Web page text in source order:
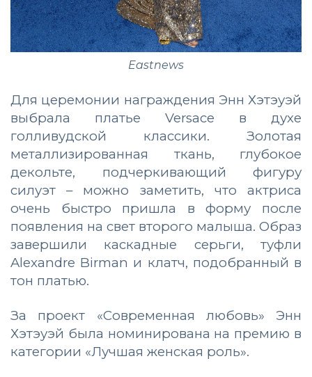
Eastnews
Для церемонии награждения Энн Хэтэуэй
выбрала платье Versace в духе
голливудской классики. Золотая
металлизированная ткань, глубокое
декольте, подчеркивающий фигуру
силуэт – можно заметить, что актриса
очень быстро пришла в форму после
появления на свет второго малыша. Образ
завершили каскадные серьги, туфли
Alexandre Birman и клатч, подобранный в
тон платью.
За проект «Современная любовь» Энн
Хэтэуэй была номинирована на премию в
категории «Лучшая женская роль».